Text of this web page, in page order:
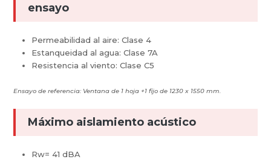
ensayo
Permeabilidad al aire: Clase 4
Estanqueidad al agua: Clase 7A
Resistencia al viento: Clase C5
Ensayo de referencia: Ventana de 1 hoja +1 fijo de 1230 x 1550 mm.
Máximo aislamiento acústico
Rw= 41 dBA